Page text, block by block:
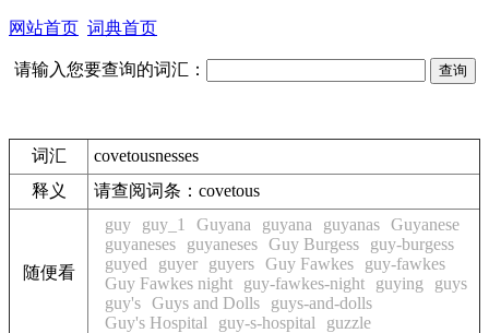
网站首页 词典首页
请输入您要查询的词汇：
词汇
covetousnesses
释义
请查阅词条： covetous
随便看
guy guy_1 Guyana guyana guyanas Guyanese
guyaneses
guyaneses Guy Burgess
guy-burgess
guyed
guyer guyers Guy Fawkes
guy-fawkes
Guy Fawkes night
guy-fawkes-night guying
guys
guy's Guys and Dolls
guys-and-dolls
Guy's Hospital
guy-s-hospital guzzle